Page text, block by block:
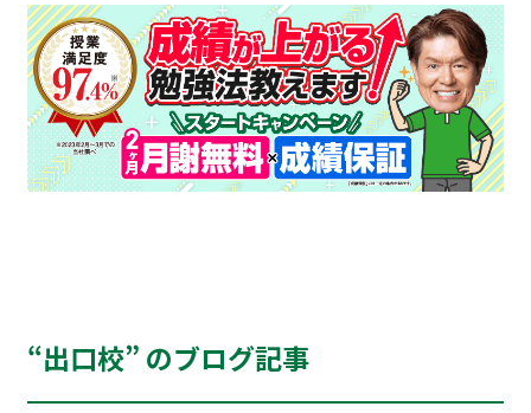
“出口校” のブログ記事